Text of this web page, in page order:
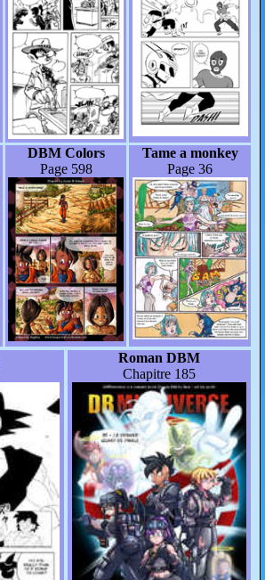
DBM Colors
Page 598
Tame a monkey
Page 36
Roman DBM
Chapitre 185